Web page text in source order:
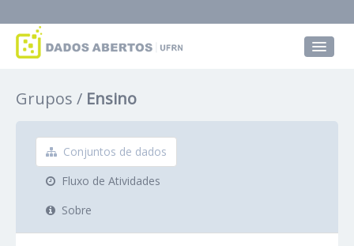
Grupos
Sobre
Grupos Ensino
Conjuntos de dados
Fluxo de Atividades
Sobre